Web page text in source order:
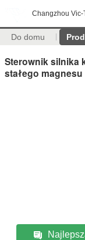
Changzhou Vic-
Do domu
Sterownik silnika
stałego magnesu